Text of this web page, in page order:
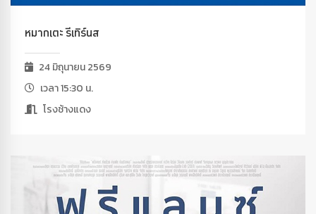
หมากเตะ รีเทิร์นส
24 มิถุนายน 2569
เวลา 15:30 น.
โรงช้างแดง